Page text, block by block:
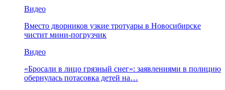
Видео
Вместо дворников узкие тротуары в Новосибирске
чистит мини-погрузчик
Видео
«Бросали в лицо грязный снег»: заявлениями в полицию
обернулась потасовка детей на…